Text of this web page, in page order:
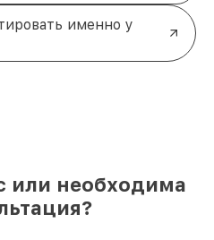
именно у
или необходима